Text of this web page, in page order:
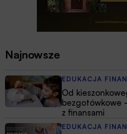
Najnowsze
EDUKACJA
Od
bezgotówkowe
z finansami
EDUKACJA